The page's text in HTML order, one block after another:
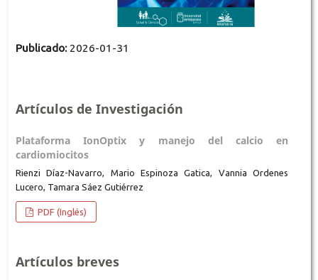
Publicado: 2026-01-31
Artículos de Investigación
Plataforma IonOptix y manejo del calcio en
cardiomiocitos
Rienzi Díaz-Navarro, Mario Espinoza Gatica, Vannia Ordenes
Lucero, Tamara Sáez Gutiérrez
PDF (Inglés)
Artículos breves